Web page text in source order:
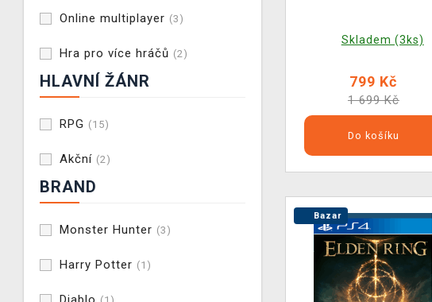
Online multiplayer (3)
Hra pro více hráčů (2)
HLAVNÍ ŽÁNR
RPG (15)
Akční (2)
BRAND
Monster Hunter (3)
Harry Potter (1)
Skladem (3ks)
799 Kč
1 699 Kč
Do košíku
Bazar